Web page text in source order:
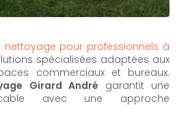
nettoyage pour professionnels à
spécialisées adaptées aux
commerciaux et bureaux.
Girard André garantit une
avec une approche